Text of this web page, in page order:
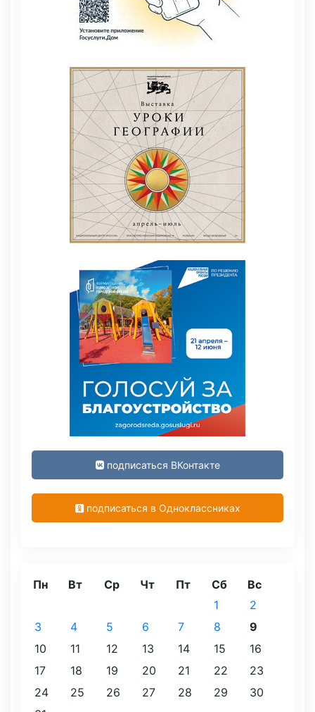
подписаться ВКонтакте
подписаться в Одноклассниках
Пн Вт Ср Чт Пт Сб
Вс
1
2
3
4 5 6 7 8
9
10
11 12 13 14 15
16
17
18 19 20 21 22
23
24
25 26 27 28 29
30